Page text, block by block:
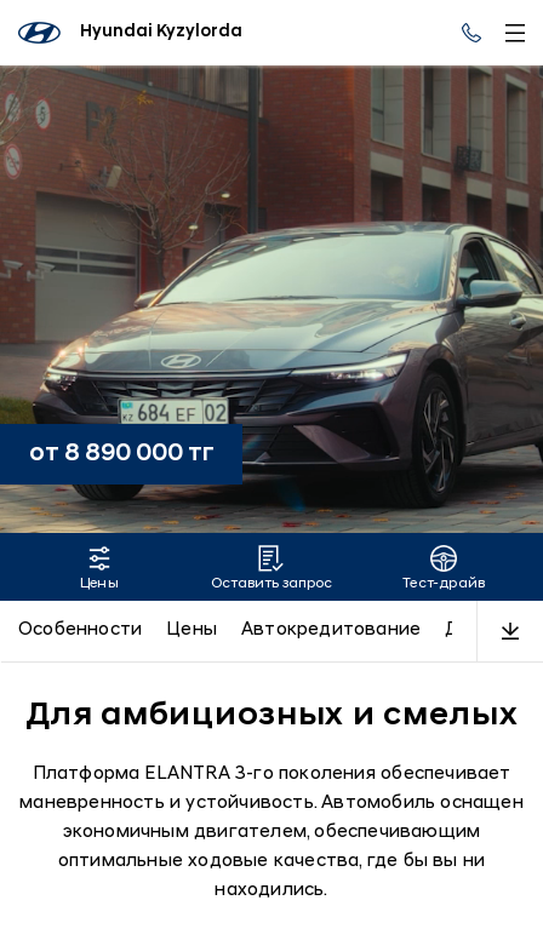
Hyundai Kyzylorda
Производительность Hyundai
от 8 890 000 тг
Цены Оставить запрос Тест-драйв
Особенности Цены Автокредитование Дизайн
Для амбициозных и смелых
Платформа ELANTRA 3-го поколения обеспечивает
маневренность и устойчивость. Автомобиль оснащен
экономичным двигателем, обеспечивающим
оптимальные ходовые качества, где бы вы ни
находились.